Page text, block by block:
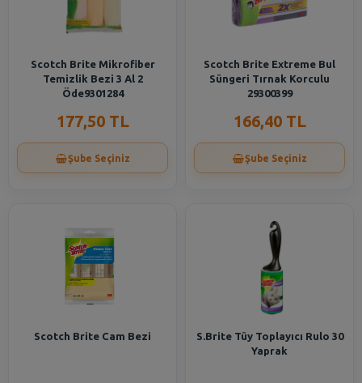
Scotch Brite Mikrofiber
Temizlik Bezi 3 Al 2
Öde9301284
177,50 TL
Şube Seçiniz
Scotch Brite Extreme Bul
Süngeri Tırnak Korculu
29300399
166,40 TL
Şube Seçiniz
Scotch Brite Cam Bezi
S.Brite Tüy Toplayıcı Rulo 30
Yaprak